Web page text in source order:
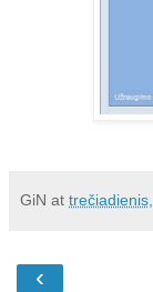
GiN at
‹